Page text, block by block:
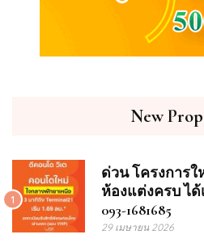
New
1
ด่วน โครงการ
ห้องแต่งครบ ไ
093-1681685
29 เมษายน 2026